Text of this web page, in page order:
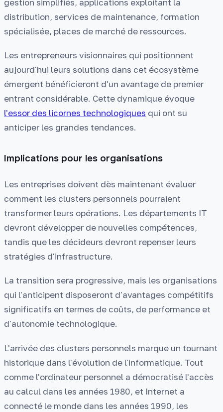
distribution, services de maintenance, formation
spécialisée, places de marché de ressources.
Les entrepreneurs visionnaires qui positionnent
aujourd'hui leurs solutions dans cet écosystème
émergent bénéficieront d'un avantage de premier
entrant considérable. Cette dynamique évoque
l'essor des licornes technologiques qui ont su
anticiper les grandes tendances.
Implications pour les organisations
Les entreprises doivent dès maintenant évaluer
comment les clusters personnels pourraient
transformer leurs opérations. Les départements IT
devront développer de nouvelles compétences,
tandis que les décideurs devront repenser leurs
stratégies d'infrastructure.
La transition sera progressive, mais les organisations
qui l'anticipent disposeront d'avantages compétitifs
significatifs en termes de coûts, de performance et
d'autonomie technologique.
L'arrivée des clusters personnels marque un tournant
historique dans l'évolution de l'informatique. Tout
comme l'ordinateur personnel a démocratisé l'accès
au calcul dans les années 1980, et Internet a
connecté le monde dans les années 1990, les